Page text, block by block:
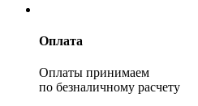
Оплата
Оплаты принимаем
по безналичному расчету